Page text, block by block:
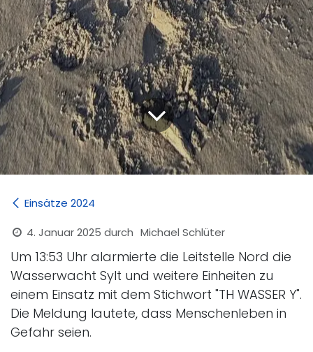
Einsätze 2024
4. Januar 2025 durch Michael Schlüter
Um 13:53 Uhr alarmierte die Leitstelle Nord die
Wasserwacht Sylt und weitere Einheiten zu
einem Einsatz mit dem Stichwort "TH WASSER Y".
Die Meldung lautete, dass Menschenleben in
Gefahr seien.